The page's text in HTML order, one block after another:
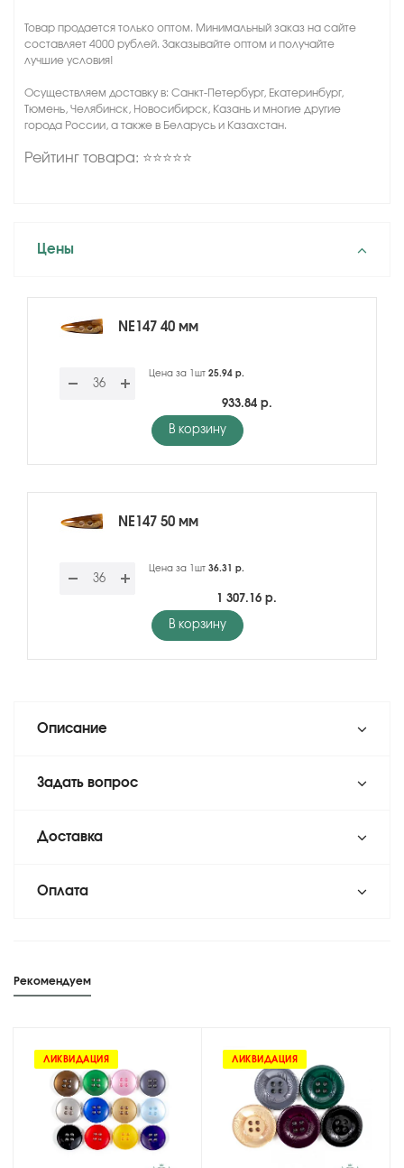
Товар продается только оптом. Минимальный заказ на сайте
составляет 4000 рублей. Заказывайте оптом и получайте
лучшие условия!
Осуществляем доставку в: Санкт-Петербург, Екатеринбург,
Тюмень, Челябинск, Новосибирск, Казань и многие другие
города России, а также в Беларусь и Казахстан.
Рейтинг товара: ⭐⭐⭐⭐⭐
Цены
NE147 40 мм
Цена за 1шт 25.94 р.
933.84 р.
В корзину
NE147 50 мм
Цена за 1шт 36.31 р.
1 307.16 р.
В корзину
Описание
Задать вопрос
Доставка
Оплата
Рекомендуем
ЛИКВИДАЦИЯ ЛИКВИДАЦИЯ